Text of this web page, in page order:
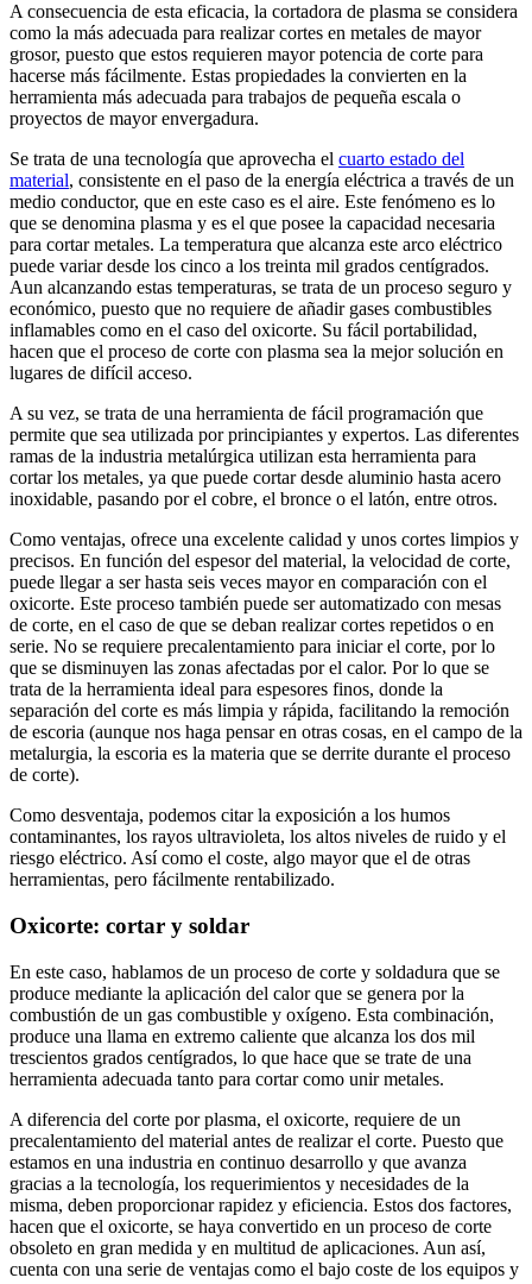
A consecuencia de esta eficacia, la cortadora de plasma se considera
como la más adecuada para realizar cortes en metales de mayor
grosor, puesto que estos requieren mayor potencia de corte para
hacerse más fácilmente. Estas propiedades la convierten en la
herramienta más adecuada para trabajos de pequeña escala o
proyectos de mayor envergadura.
Se trata de una tecnología que aprovecha el cuarto estado del
material, consistente en el paso de la energía eléctrica a través de un
medio conductor, que en este caso es el aire. Este fenómeno es lo
que se denomina plasma y es el que posee la capacidad necesaria
para cortar metales. La temperatura que alcanza este arco eléctrico
puede variar desde los cinco a los treinta mil grados centígrados.
Aun alcanzando estas temperaturas, se trata de un proceso seguro y
económico, puesto que no requiere de añadir gases combustibles
inflamables como en el caso del oxicorte. Su fácil portabilidad,
hacen que el proceso de corte con plasma sea la mejor solución en
lugares de difícil acceso.
A su vez, se trata de una herramienta de fácil programación que
permite que sea utilizada por principiantes y expertos. Las diferentes
ramas de la industria metalúrgica utilizan esta herramienta para
cortar los metales, ya que puede cortar desde aluminio hasta acero
inoxidable, pasando por el cobre, el bronce o el latón, entre otros.
Como ventajas, ofrece una excelente calidad y unos cortes limpios y
precisos. En función del espesor del material, la velocidad de corte,
puede llegar a ser hasta seis veces mayor en comparación con el
oxicorte. Este proceso también puede ser automatizado con mesas
de corte, en el caso de que se deban realizar cortes repetidos o en
serie. No se requiere precalentamiento para iniciar el corte, por lo
que se disminuyen las zonas afectadas por el calor. Por lo que se
trata de la herramienta ideal para espesores finos, donde la
separación del corte es más limpia y rápida, facilitando la remoción
de escoria (aunque nos haga pensar en otras cosas, en el campo de la
metalurgia, la escoria es la materia que se derrite durante el proceso
de corte).
Como desventaja, podemos citar la exposición a los humos
contaminantes, los rayos ultravioleta, los altos niveles de ruido y el
riesgo eléctrico. Así como el coste, algo mayor que el de otras
herramientas, pero fácilmente rentabilizado.
Oxicorte: cortar y soldar
En este caso, hablamos de un proceso de corte y soldadura que se
produce mediante la aplicación del calor que se genera por la
combustión de un gas combustible y oxígeno. Esta combinación,
produce una llama en extremo caliente que alcanza los dos mil
trescientos grados centígrados, lo que hace que se trate de una
herramienta adecuada tanto para cortar como unir metales.
A diferencia del corte por plasma, el oxicorte, requiere de un
precalentamiento del material antes de realizar el corte. Puesto que
estamos en una industria en continuo desarrollo y que avanza
gracias a la tecnología, los requerimientos y necesidades de la
misma, deben proporcionar rapidez y eficiencia. Estos dos factores,
hacen que el oxicorte, se haya convertido en un proceso de corte
obsoleto en gran medida y en multitud de aplicaciones. Aun así,
cuenta con una serie de ventajas como el bajo coste de los equipos y